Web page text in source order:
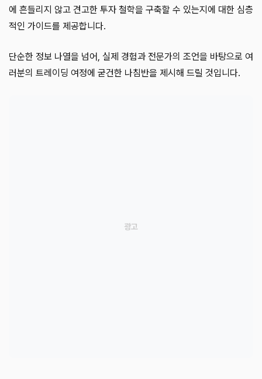
에 흔들리지 않고 견고한 투자 철학을 구축할 수 있는지에 대한 심층
적인 가이드를 제공합니다.
단순한 정보 나열을 넘어, 실제 경험과 전문가의 조언을 바탕으로 여
러분의 트레이딩 여정에 굳건한 나침반을 제시해 드릴 것입니다.